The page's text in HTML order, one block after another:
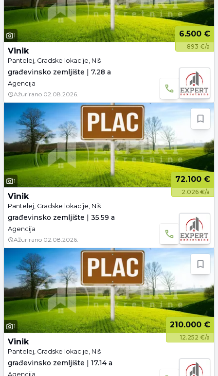
1 6.500 €
893 €/a
Vinik
Pantelej, Gradske lokacije, Niš
građevinsko zemljište | 7.28 a
Agencija
Ažurirano 02.08.2026.
1 72.100 €
2.026 €/a
Vinik
Pantelej, Gradske lokacije, Niš
građevinsko zemljište | 35.59 a
Agencija
Ažurirano 02.08.2026.
1 210.000 €
12.252 €/a
Vinik
Pantelej, Gradske lokacije, Niš
građevinsko zemljište | 17.14 a
Agencija